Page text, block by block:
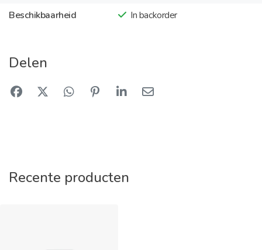
Beschikbaarheid
In backorder
Delen
Recente producten